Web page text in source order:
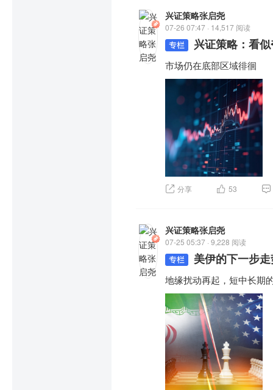
兴证策略张启尧
07-26 07:47 · 14,517 阅读
兴证策略：看
市场仍在底部区域徘徊
分享 53
兴证策略张启尧
07-25 05:37 · 9,228 阅读
美伊的下一步
地缘扰动再起，短中长期